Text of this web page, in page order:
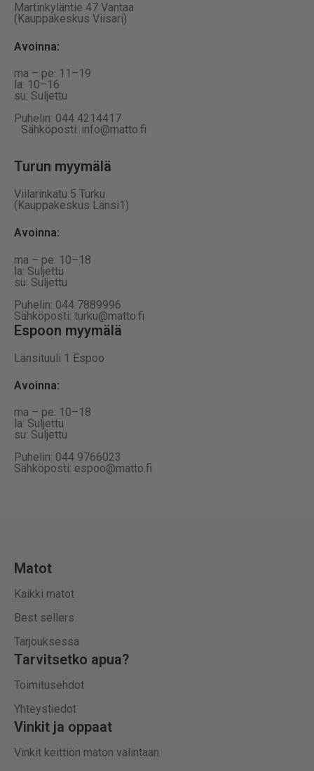
Martinkyläntie 47 Vantaa
(Kauppakeskus Viisari)
Avoinna:
ma – pe: 11–19
la: 10–16
su: Suljettu
Puhelin: 044 4214417
Sähköposti: info@matto.fi
Turun myymälä
Viilarinkatu 5 Turku
(Kauppakeskus Länsi1)
Avoinna:
ma – pe: 10–18
la: Suljettu
su: Suljettu
Puhelin: 044 7889996
Sähköposti: turku@matto.fi
Espoon myymälä
Länsituuli 1 Espoo
Avoinna:
ma – pe: 10–18
la: Suljettu
su: Suljettu
Puhelin: 044 9766023
Sähköposti: espoo@matto.fi
Matot
Kaikki matot
Best sellers
Tarjouksessa
Tarvitsetko apua?
Toimitusehdot
Yhteystiedot
Vinkit ja oppaat
Vinkit keittiön maton valintaan